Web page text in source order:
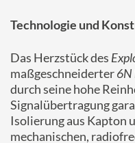
Technologie und
Das Herzstück des
maßgeschneiderter6N
durch seine hohe
Signalübertragung
Isolierung aus Kapton
mechanischen,